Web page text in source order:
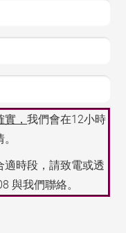
實，我們會在12小時
適時段，請致電或透
與我們聯絡。